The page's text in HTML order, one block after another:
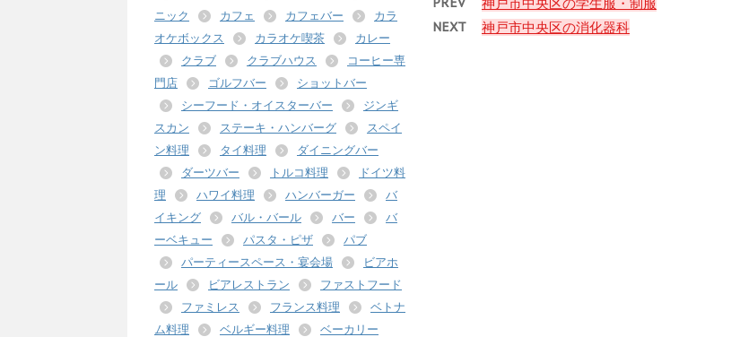
NEXT 神戸市中央区の消化器科
ニック
カフェ カフェバー
カラ
オケボックス
カラオケ喫茶
カレー
クラブ
クラブハウス
コーヒー専
門店
ゴルフバー
ショットバー
シーフード・オイスターバー
ジンギ
スカン
ステーキ・ハンバーグ
スペイ
ン料理
タイ料理
ダイニングバー
ダーツバー
トルコ料理
ドイツ料
理
ハワイ料理 ハンバーガー
バ
イキング
バル・バール バー
バ
ーベキュー
パスタ・ピザ
パブ
パーティースペース・宴会場
ビアホ
ール
ビアレストラン
ファストフード
ファミレス
フランス料理
ベトナ
ム料理
ベルギー料理
ベーカリー